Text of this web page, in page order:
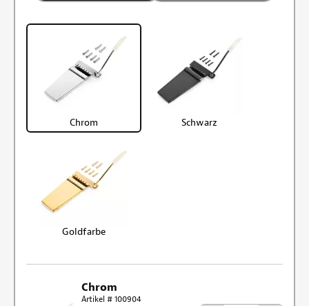
Chrom Schwarz
Goldfarbe
Chrom
Artikel # 100904